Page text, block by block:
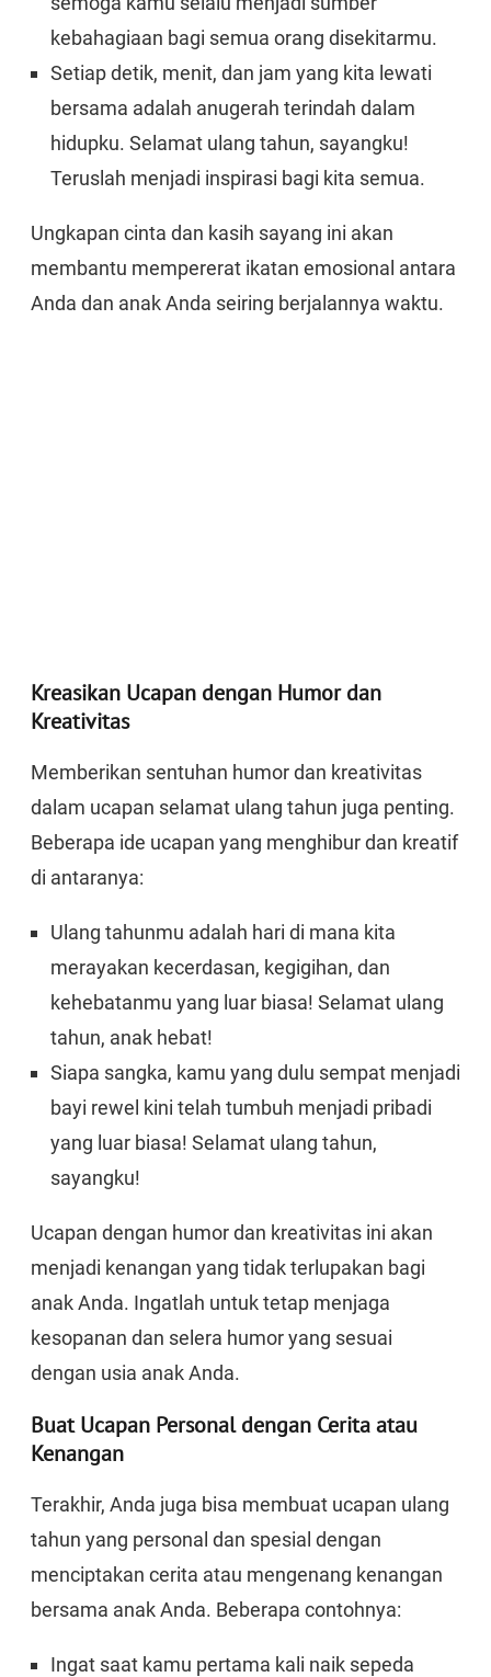
kebahagiaan bagi semua orang disekitarmu.
Setiap detik, menit, dan jam yang kita lewati
bersama adalah anugerah terindah dalam
hidupku. Selamat ulang tahun, sayangku!
Teruslah menjadi inspirasi bagi kita semua.
Ungkapan cinta dan kasih sayang ini akan
membantu mempererat ikatan emosional antara
Anda dan anak Anda seiring berjalannya waktu.
Kreasikan Ucapan dengan Humor dan
Kreativitas
Memberikan sentuhan humor dan kreativitas
dalam ucapan selamat ulang tahun juga penting.
Beberapa ide ucapan yang menghibur dan kreatif
di antaranya:
Ulang tahunmu adalah hari di mana kita
merayakan kecerdasan, kegigihan, dan
kehebatanmu yang luar biasa! Selamat ulang
tahun, anak hebat!
Siapa sangka, kamu yang dulu sempat menjadi
bayi rewel kini telah tumbuh menjadi pribadi
yang luar biasa! Selamat ulang tahun,
sayangku!
Ucapan dengan humor dan kreativitas ini akan
menjadi kenangan yang tidak terlupakan bagi
anak Anda. Ingatlah untuk tetap menjaga
kesopanan dan selera humor yang sesuai
dengan usia anak Anda.
Buat Ucapan Personal dengan Cerita atau
Kenangan
Terakhir, Anda juga bisa membuat ucapan ulang
tahun yang personal dan spesial dengan
menciptakan cerita atau mengenang kenangan
bersama anak Anda. Beberapa contohnya:
Ingat saat kamu pertama kali naik sepeda